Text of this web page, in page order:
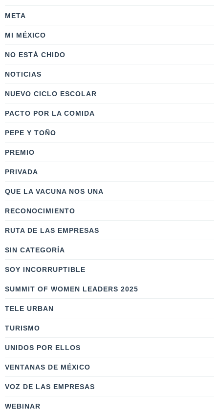
META
MI MÉXICO
NO ESTÁ CHIDO
NOTICIAS
NUEVO CICLO ESCOLAR
PACTO POR LA COMIDA
PEPE Y TOÑO
PREMIO
PRIVADA
QUE LA VACUNA NOS UNA
RECONOCIMIENTO
RUTA DE LAS EMPRESAS
SIN CATEGORÍA
SOY INCORRUPTIBLE
SUMMIT OF WOMEN LEADERS 2025
TELE URBAN
TURISMO
UNIDOS POR ELLOS
VENTANAS DE MÉXICO
VOZ DE LAS EMPRESAS
WEBINAR